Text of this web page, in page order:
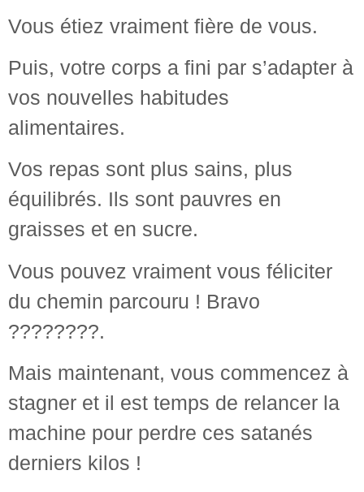
Vous étiez vraiment fière de vous.
Puis, votre corps a fini par s’adapter à
vos nouvelles habitudes
alimentaires.
Vos repas sont plus sains, plus
équilibrés. Ils sont pauvres en
graisses et en sucre.
Vous pouvez vraiment vous féliciter
du chemin parcouru ! Bravo
????????.
Mais maintenant, vous commencez à
stagner et il est temps de relancer la
machine pour perdre ces satanés
derniers kilos !